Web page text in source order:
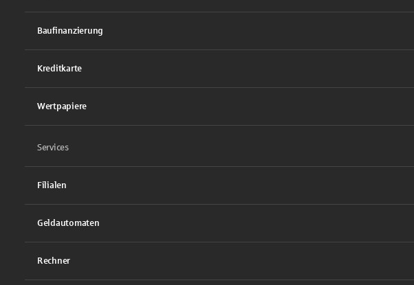
Baufinanzierung
Kreditkarte
Wertpapiere
Services
Filialen
Geldautomaten
Rechner